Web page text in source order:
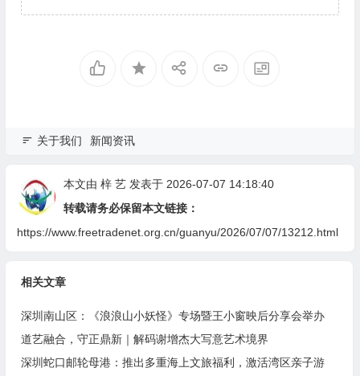
关于我们 新闻资讯
本文由 梓 艺发表于 2026-07-07 14:18:40
转载请务必保留本文链接：
https://www.freetradenet.org.cn/guanyu/2026/07/07/13212.html
相关文章
深圳南山区：《浪浪山小妖怪》专场暨王小窗映后分享会举办
道艺融合，守正鼎新｜解码谢增杰大写意艺术境界
深圳蛇口邮轮母港：推出多重海上文旅福利，激活湾区亲子游